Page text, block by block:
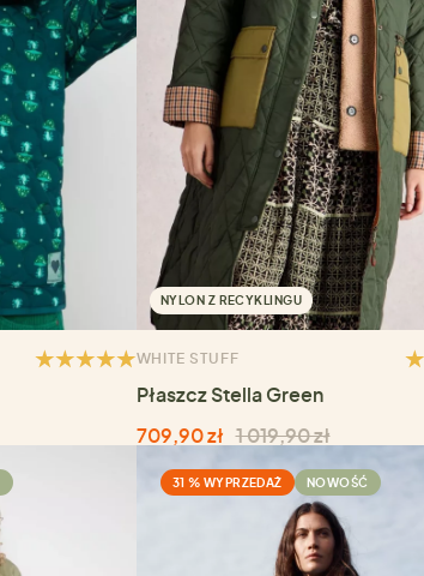
NYLON Z RECYKLINGU
WHITE STUFF
Płaszcz Stella Green
709,90 zł 1 019,90 zł
31 % WYPRZEDAŻ NOWOŚĆ